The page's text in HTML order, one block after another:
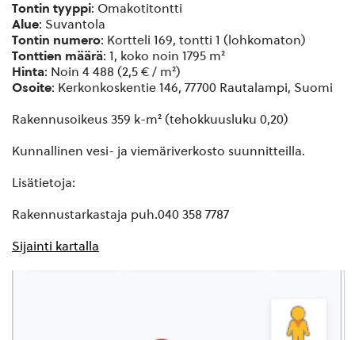
Tontin tyyppi: Omakotitontti
Alue: Suvantola
Tontin numero: Kortteli 169, tontti 1 (lohkomaton)
Tonttien määrä: 1, koko noin 1795 m²
Hinta: Noin 4 488 (2,5 € / m²)
Osoite: Kerkonkoskentie 146, 77700 Rautalampi, Suomi
Rakennusoikeus 359 k-m² (tehokkuusluku 0,20)
Kunnallinen vesi- ja viemäriverkosto suunnitteilla.
Lisätietoja:
Rakennustarkastaja puh.040 358 7787
Sijainti kartalla